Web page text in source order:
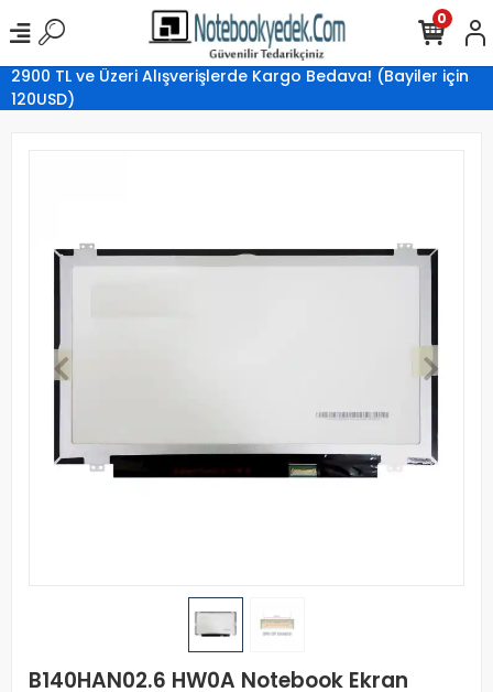
2900 TL ve Üzeri Alışverişlerde Kargo Bedava! (Bayiler için
120USD)
0
B140HAN02.6 HW0A Notebook Ekran